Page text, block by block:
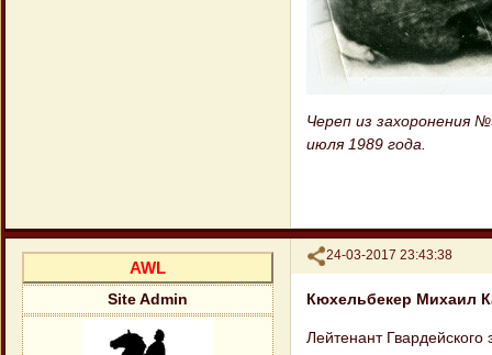
Череп из захоронения
июля 1989 года.
Поделиться
24-03-2017 23:43:38
AWL
Site Admin Кюхельбекер Михаил
Лейтенант Гвардейского